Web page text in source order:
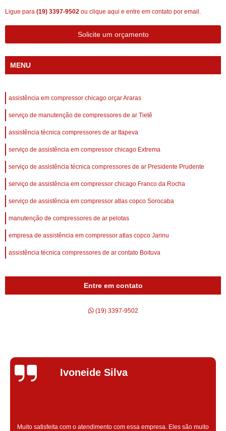
Ligue para (19) 3397-9502 ou clique aqui e entre em contato por email.
Solicite um orçamento
MENU
assistência em compressor chicago orçar Araras
serviço de manutenção de compressores de ar Tietê
assistência técnica compressores de ar Itapeva
serviço de assistência em compressor chicago Extrema
serviço de assistência técnica compressores de ar Presidente Prudente
serviço de assistência em compressor chicago Franco da Rocha
serviço de assistência em compressor atlas copco Sorocaba
manutenção de compressores de ar pelotas
empresa de assistência em compressor atlas copco Jarinu
assistência técnica compressores de ar contato Boituva
Entre em contato
(19) 3397-9502
Silvana Alves
Super satisfeita com o serviço prestado, atendimento muito bom!